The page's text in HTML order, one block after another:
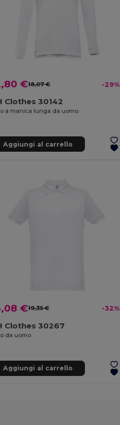
€18,07 € -29%
Clothes 30142
a manica lunga da uomo
Aggiungi al carrello
€19,35 € -32%
Clothes 30267
da uomo
Aggiungi al carrello